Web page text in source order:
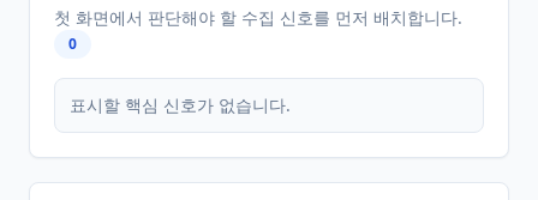
첫 화면에서 판단해야 할 수집 신호를 먼저 배치합니다.
0
표시할 핵심 신호가 없습니다.